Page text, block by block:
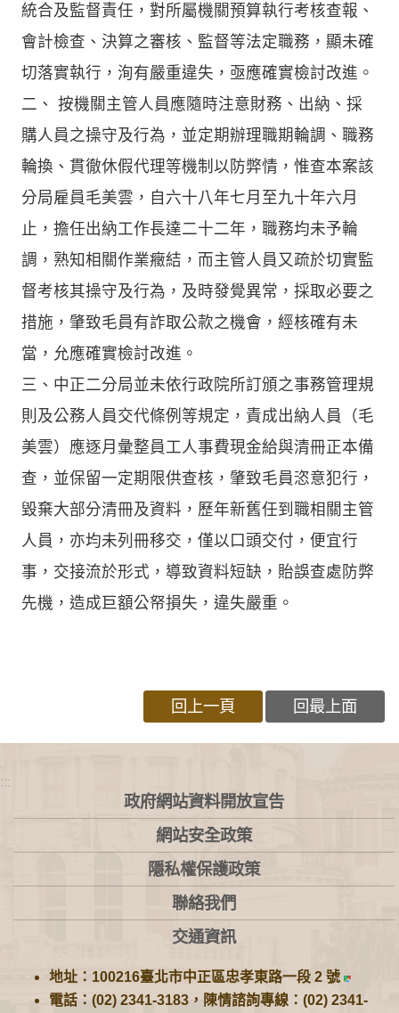
統合及監督責任，對所屬機關預算執行考核查報、
會計檢查、決算之審核、監督等法定職務，顯未確
切落實執行，洵有嚴重違失，亟應確實檢討改進。
二、 按機關主管人員應隨時注意財務、出納、採
購人員之操守及行為，並定期辦理職期輪調、職務
輪換、貫徹休假代理等機制以防弊情，惟查本案該
分局雇員毛美雲，自六十八年七月至九十年六月
止，擔任出納工作長達二十二年，職務均未予輪
調，熟知相關作業癥結，而主管人員又疏於切實監
督考核其操守及行為，及時發覺異常，採取必要之
措施，肇致毛員有詐取公款之機會，經核確有未
當，允應確實檢討改進。
三、中正二分局並未依行政院所訂頒之事務管理規
則及公務人員交代條例等規定，責成出納人員（毛
美雲）應逐月彙整員工人事費現金給與清冊正本備
查，並保留一定期限供查核，肇致毛員恣意犯行，
毀棄大部分清冊及資料，歷年新舊任到職相關主管
人員，亦均未列冊移交，僅以口頭交付，便宜行
事，交接流於形式，導致資料短缺，貽誤查處防弊
先機，造成巨額公帑損失，違失嚴重。
回上一頁 回最上面
:::
政府網站資料開放宣告
網站安全政策
隱私權保護政策
聯絡我們
交通資訊
地址：100216臺北市中正區忠孝東路一段 2 號
電話：(02) 2341-3183，陳情諮詢專線：(02) 2341-